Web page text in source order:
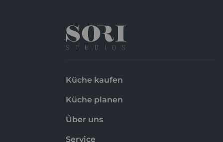
Küche kaufen
Küche planen
Über uns
Service